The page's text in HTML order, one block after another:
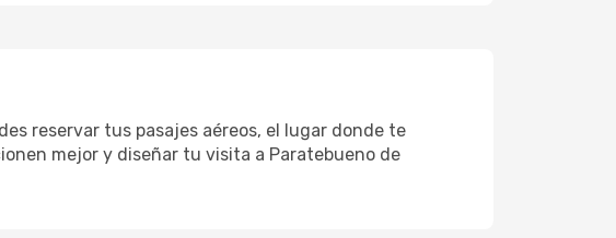
reservar tus pasajes aéreos, el lugar donde te
mejor y diseñar tu visita a Paratebueno de